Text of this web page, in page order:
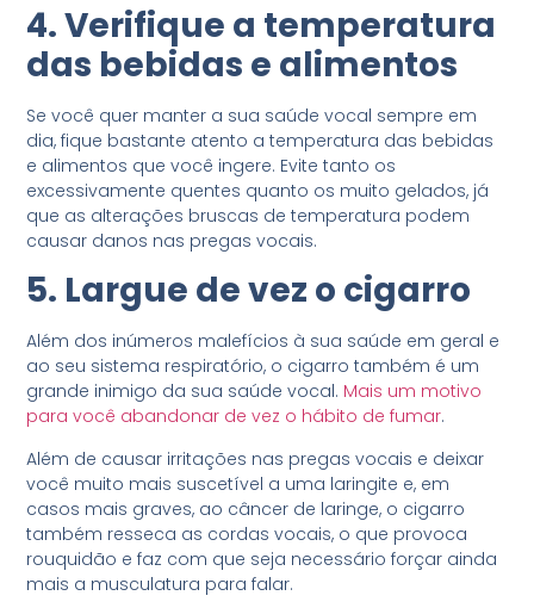
4. Verifique a temperatura
das bebidas e alimentos
Se você quer manter a sua saúde vocal sempre em
dia, fique bastante atento a temperatura das bebidas
e alimentos que você ingere. Evite tanto os
excessivamente quentes quanto os muito gelados, já
que as alterações bruscas de temperatura podem
causar danos nas pregas vocais.
5. Largue de vez o cigarro
Além dos inúmeros malefícios à sua saúde em geral e
ao seu sistema respiratório, o cigarro também é um
grande inimigo da sua saúde vocal. Mais um motivo
para você abandonar de vez o hábito de fumar.
Além de causar irritações nas pregas vocais e deixar
você muito mais suscetível a uma laringite e, em
casos mais graves, ao câncer de laringe, o cigarro
também resseca as cordas vocais, o que provoca
rouquidão e faz com que seja necessário forçar ainda
mais a musculatura para falar.